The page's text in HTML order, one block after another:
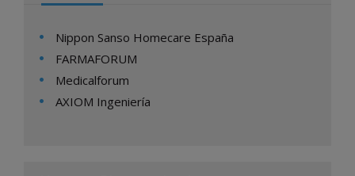
Nippon Sanso Homecare España
FARMAFORUM
Medicalforum
AXIOM Ingeniería